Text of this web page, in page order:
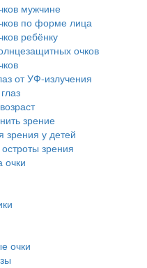
мужчине
по форме лица
ребёнку
очков
от УФ-излучения
зрение
зрения у детей
зрения
очки
очки